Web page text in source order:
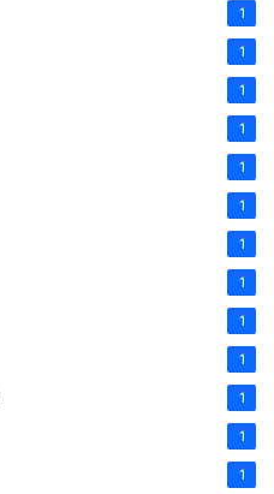
1
1
1
1
1
1
1
1
1
1
1
1
1